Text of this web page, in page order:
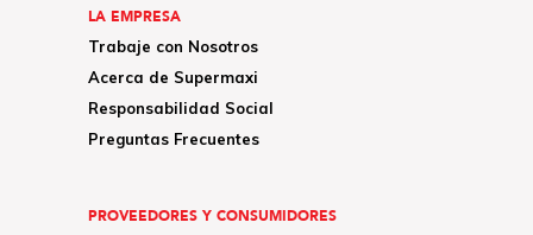
LA EMPRESA
Trabaje con Nosotros
Acerca de Supermaxi
Responsabilidad Social
Preguntas Frecuentes
PROVEEDORES Y CONSUMIDORES